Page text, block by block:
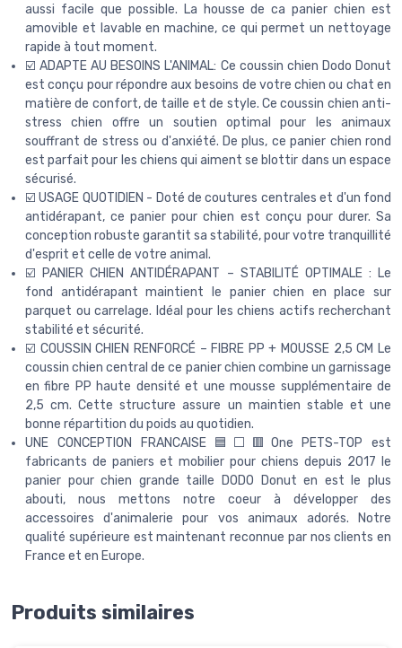
aussi facile que possible. La housse de ca panier chien est
amovible et lavable en machine, ce qui permet un nettoyage
rapide à tout moment.
☑️ ADAPTE AU BESOINS L'ANIMAL: Ce coussin chien Dodo Donut
est conçu pour répondre aux besoins de votre chien ou chat en
matière de confort, de taille et de style. Ce coussin chien anti-
stress chien offre un soutien optimal pour les animaux
souffrant de stress ou d'anxiété. De plus, ce panier chien rond
est parfait pour les chiens qui aiment se blottir dans un espace
sécurisé.
☑️ USAGE QUOTIDIEN - Doté de coutures centrales et d'un fond
antidérapant, ce panier pour chien est conçu pour durer. Sa
conception robuste garantit sa stabilité, pour votre tranquillité
d'esprit et celle de votre animal.
☑️ PANIER CHIEN ANTIDÉRAPANT – STABILITÉ OPTIMALE : Le
fond antidérapant maintient le panier chien en place sur
parquet ou carrelage. Idéal pour les chiens actifs recherchant
stabilité et sécurité.
☑️ COUSSIN CHIEN RENFORCÉ – FIBRE PP + MOUSSE 2,5 CM Le
coussin chien central de ce panier chien combine un garnissage
en fibre PP haute densité et une mousse supplémentaire de
2,5 cm. Cette structure assure un maintien stable et une
bonne répartition du poids au quotidien.
UNE CONCEPTION FRANCAISE 🟦⬜🟥One PETS-TOP est
fabricants de paniers et mobilier pour chiens depuis 2017 le
panier pour chien grande taille DODO Donut en est le plus
abouti, nous mettons notre coeur à développer des
accessoires d'animalerie pour vos animaux adorés. Notre
qualité supérieure est maintenant reconnue par nos clients en
France et en Europe.
Produits similaires